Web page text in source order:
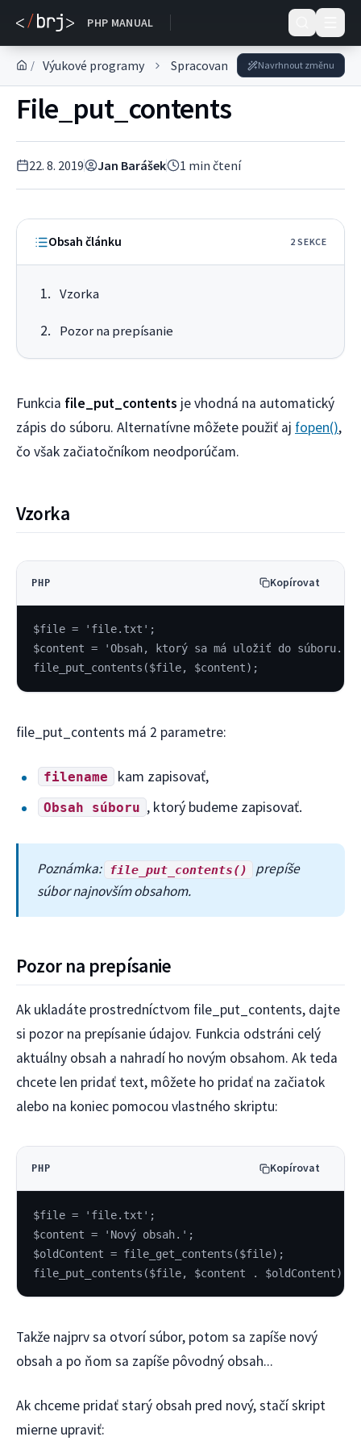
PHP MANUAL
DOKUMENTACE
/ Výukové programy Spracovanie údajov Práca so
Navrhnout změnu
File_put_contents
22. 8. 2019 Jan Barášek 1 min čtení
Obsah článku 2 SEKCE
Vzorka
Pozor na prepísanie
Funkcia file_put_contents je vhodná na automatický
zápis do súboru. Alternatívne môžete použiť aj fopen(),
čo však začiatočníkom neodporúčam.
Vzorka
PHP Kopírovat
$file = 'file.txt';
$content = 'Obsah, ktorý sa má uložiť do súboru.';
file_put_contents($file, $content);
file_put_contents má 2 parametre:
filename kam zapisovať,
Obsah súboru , ktorý budeme zapisovať.
Poznámka: file_put_contents()
prepíše
súbor najnovším obsahom.
Pozor na prepísanie
Ak ukladáte prostredníctvom file_put_contents, dajte
si pozor na prepísanie údajov. Funkcia odstráni celý
aktuálny obsah a nahradí ho novým obsahom. Ak teda
chcete len pridať text, môžete ho pridať na začiatok
alebo na koniec pomocou vlastného skriptu:
PHP Kopírovat
$file = 'file.txt';
$content = 'Nový obsah.';
$oldContent = file_get_contents($file);
file_put_contents($file, $content . $oldContent);
Takže najprv sa otvorí súbor, potom sa zapíše nový
obsah a po ňom sa zapíše pôvodný obsah...
Ak chceme pridať starý obsah pred nový, stačí skript
mierne upraviť: